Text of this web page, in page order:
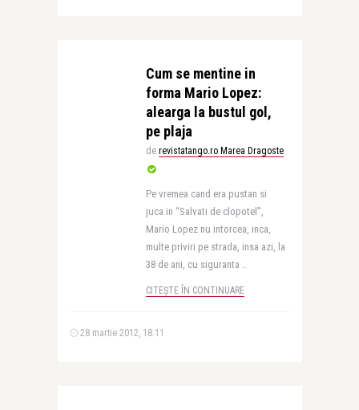
Cum se mentine in
forma Mario Lopez:
alearga la bustul gol,
pe plaja
de revistatango.ro Marea Dragoste
Pe vremea cand era pustan si
juca in “Salvati de clopotel”,
Mario Lopez nu intorcea, inca,
multe priviri pe strada, insa azi, la
38 de ani, cu siguranta ..
CITEȘTE ÎN CONTINUARE
28 martie 2012, 18:11